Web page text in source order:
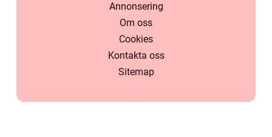
Annonsering
Om oss
Cookies
Kontakta oss
Sitemap